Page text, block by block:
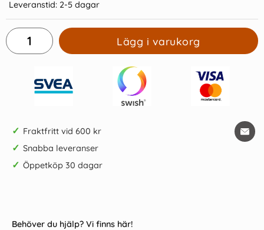
Leveranstid: 2-5 dagar
Lägg i varukorg
✓ Fraktfritt vid 600 kr
✓ Snabba leveranser
✓ Öppetköp 30 dagar
Behöver du hjälp? Vi finns här!